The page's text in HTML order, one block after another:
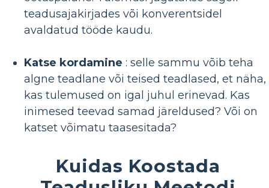
teadusajakirjades või konverentsidel
avaldatud tööde kaudu.
Katse kordamine : selle sammu võib teha
algne teadlane või teised teadlased, et näha,
kas tulemused on igal juhul erinevad. Kas
inimesed teevad samad järeldused? Või on
katset võimatu taasesitada?
Kuidas Koostada